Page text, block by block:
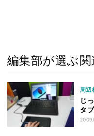
編集部が選ぶ関
周辺
じ
タ